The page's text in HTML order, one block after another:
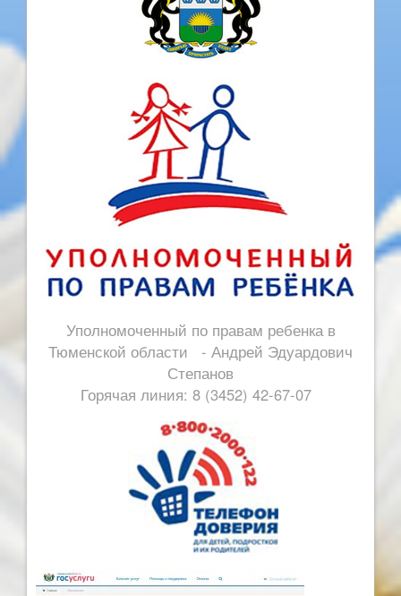
Уполномоченный по правам ребенка в
Тюменской области - Андрей Эдуардович
Степанов
Горячая линия: 8 (3452) 42-67-07